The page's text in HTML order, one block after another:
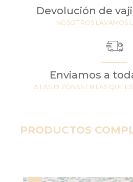
Devolución de
NOSOTROS LAVAMOS
Enviamos a
A LAS 19 ZONAS EN LAS QUE
PRODUCTOS